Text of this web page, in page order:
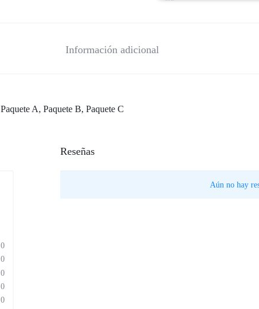
Información adicional
Paquete A, Paquete B, Paquete C
0
0
0
0
0
Reseñas
Aún no hay